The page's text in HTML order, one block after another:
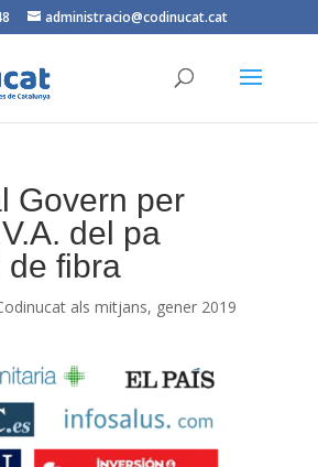
administracio@codinucat.cat
Govern per
del pa
de fibra
als mitjans, gener 2019